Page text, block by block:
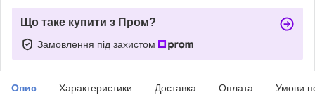
Що таке купити з Пром?
Замовлення під захистом
Опис Характеристики Доставка Оплата Умови